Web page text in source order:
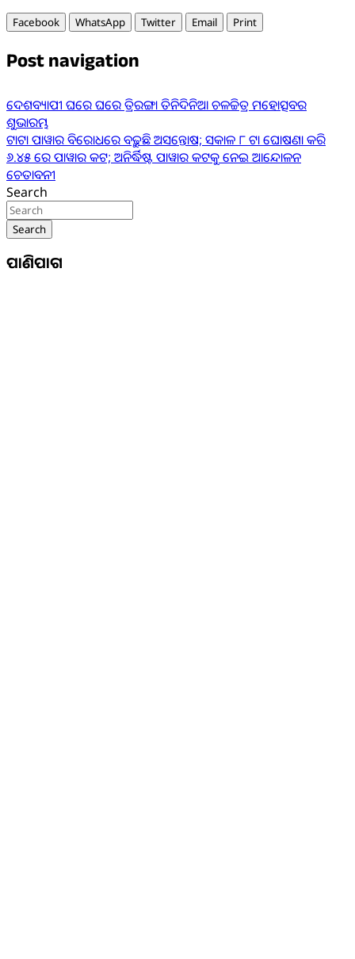
Facebook WhatsApp Twitter Email Print
Post navigation
ଦେଶବ୍ୟାପୀ ଘରେ ଘରେ ତ୍ରିରଙ୍ଗା ତିନିଦିନିଆ ଚଳଚ୍ଚିତ୍ର ମହୋତ୍ସବର
ଶୁଭାରମ୍ଭ
ଟାଟା ପାୱାର ବିରୋଧରେ ବଢ଼ୁଛି ଅସନ୍ତୋଷ; ସକାଳ ୮ ଟା ଘୋଷଣା କରି
୬.୪୫ ରେ ପାୱାର କଟ; ଅନିର୍ଦ୍ଧିଷ୍ଟ ପାୱାର କଟକୁ ନେଇ ଆନ୍ଦୋଳନ
ଚେତାବନୀ
Search
Search
ପାଣିପାଗ